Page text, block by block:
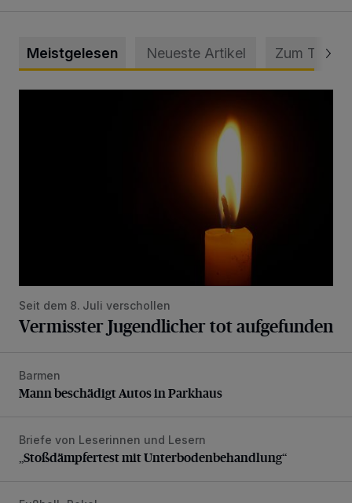
Meistgelesen Neueste Artikel Zum Thema
Seit dem 8. Juli verschollen
Vermisster Jugendlicher tot aufgefunden
Mann beschädigt Autos in Parkhaus
Barmen
Mann beschädigt Autos in Parkhaus
„Stoßdämpfertest mit Unterbodenbehandlung“
Briefe von Leserinnen und Lesern
„Stoßdämpfertest mit Unterbodenbehandlung“